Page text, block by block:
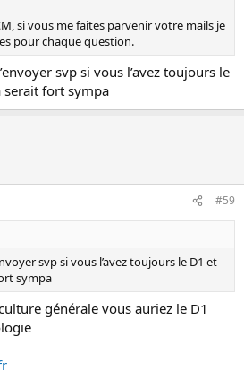
si vous me faites parvenir votre mails je
pour chaque question.
svp si vous l’avez toujours le
serait fort sympa
#59
svp si vous l’avez toujours le D1 et
sympa
générale vous auriez le D1